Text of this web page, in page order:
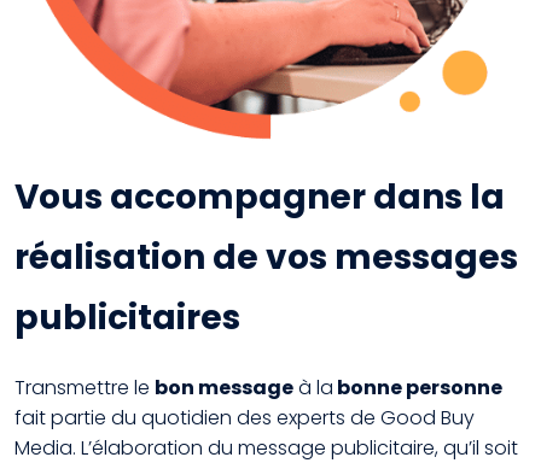
Vous accompagner dans la
réalisation de vos messages
publicitaires
Transmettre le bon messageà la bonne personne
fait partie du quotidien des experts de Good Buy
Media. L’élaboration du message publicitaire, qu’il soit